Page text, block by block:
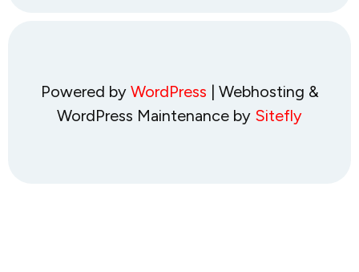
Powered by WordPress | Webhosting &
WordPress Maintenance by Sitefly